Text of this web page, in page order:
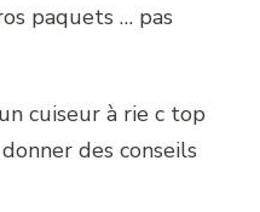
paquets … pas
cuiseur à rie c top
des conseils